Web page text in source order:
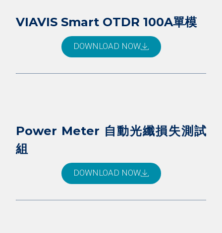
VIAVIS Smart OTDR 100A單模
DOWNLOAD NOW
Power Meter 自動光纖損失測試
組
DOWNLOAD NOW